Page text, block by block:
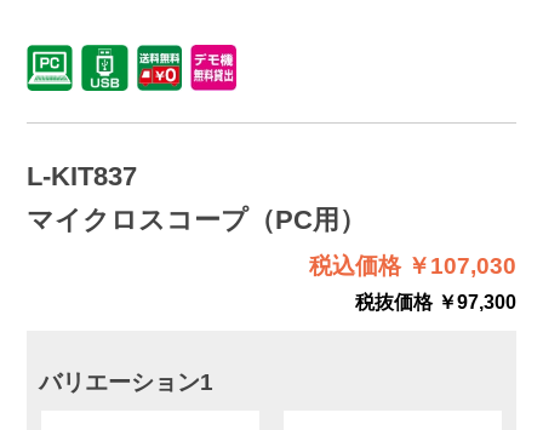
L-KIT837
マイクロスコープ（PC用）
税込価格 ￥107,030
税抜価格 ￥97,300
バリエーション1